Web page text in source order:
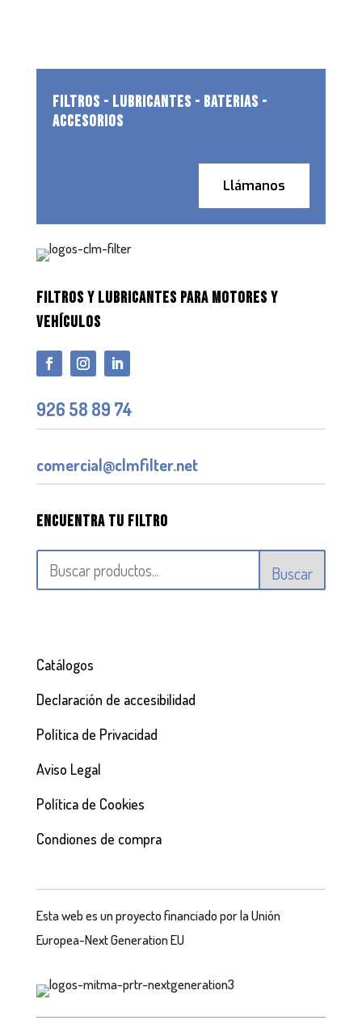
FILTROS - LUBRICANTES - BATERIAS -
ACCESORIOS
Llámanos
FILTROS Y LUBRICANTES PARA MOTORES Y
VEHÍCULOS
926 58 89 74
comercial@clmfilter.net
Encuentra tu filtro
Buscar
Catálogos
Declaración de accesibilidad
Política de Privacidad
Aviso Legal
Política de Cookies
Condiones de compra
Esta web es un proyecto financiado por la Unión
Europea-Next Generation EU